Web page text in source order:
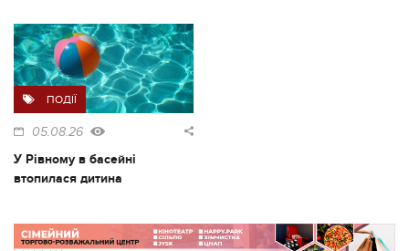
ПОДІЇ
05.08.26
У Рівному в басейні
втопилася дитина